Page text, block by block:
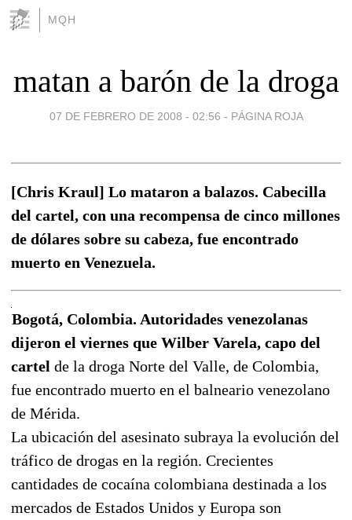
MQH
matan a barón de la droga
07 DE FEBRERO DE 2008 - 02:56 - PÁGINA ROJA
[Chris Kraul] Lo mataron a balazos. Cabecilla
del cartel, con una recompensa de cinco millones
de dólares sobre su cabeza, fue encontrado
muerto en Venezuela.
Bogotá, Colombia. Autoridades venezolanas
dijeron el viernes que Wilber Varela, capo del
cartel de la droga Norte del Valle, de Colombia,
fue encontrado muerto en el balneario venezolano
de Mérida.
La ubicación del asesinato subraya la evolución del
tráfico de drogas en la región. Crecientes
cantidades de cocaína colombiana destinada a los
mercados de Estados Unidos y Europa son